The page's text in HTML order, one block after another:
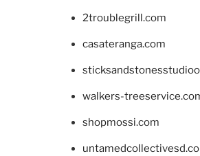
2troublegrill.com
casateranga.com
walkers-
shopmossi.com